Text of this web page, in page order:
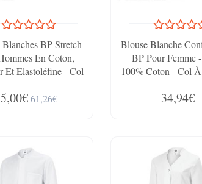
BP Stretch
En Coton,
Et Elastoléfine - Col
Salissure61,26€
Blouse Blanche
BP Pour Femme
100% Coton - Col
34,94€